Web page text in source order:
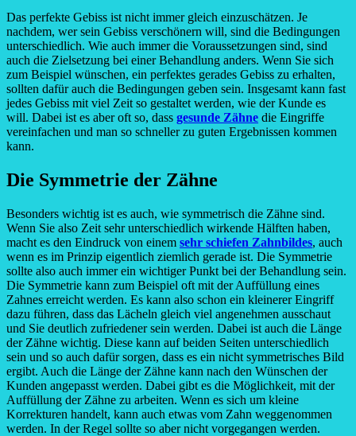
Das perfekte Gebiss ist nicht immer gleich einzuschätzen. Je
nachdem, wer sein Gebiss verschönern will, sind die Bedingungen
unterschiedlich. Wie auch immer die Voraussetzungen sind, sind
auch die Zielsetzung bei einer Behandlung anders. Wenn Sie sich
zum Beispiel wünschen, ein perfektes gerades Gebiss zu erhalten,
sollten dafür auch die Bedingungen geben sein. Insgesamt kann fast
jedes Gebiss mit viel Zeit so gestaltet werden, wie der Kunde es
will. Dabei ist es aber oft so, dass gesunde Zähne die Eingriffe
vereinfachen und man so schneller zu guten Ergebnissen kommen
kann.
Die Symmetrie der Zähne
Besonders wichtig ist es auch, wie symmetrisch die Zähne sind.
Wenn Sie also Zeit sehr unterschiedlich wirkende Hälften haben,
macht es den Eindruck von einem sehr schiefen Zahnbildes, auch
wenn es im Prinzip eigentlich ziemlich gerade ist. Die Symmetrie
sollte also auch immer ein wichtiger Punkt bei der Behandlung sein.
Die Symmetrie kann zum Beispiel oft mit der Auffüllung eines
Zahnes erreicht werden. Es kann also schon ein kleinerer Eingriff
dazu führen, dass das Lächeln gleich viel angenehmen ausschaut
und Sie deutlich zufriedener sein werden. Dabei ist auch die Länge
der Zähne wichtig. Diese kann auf beiden Seiten unterschiedlich
sein und so auch dafür sorgen, dass es ein nicht symmetrisches Bild
ergibt. Auch die Länge der Zähne kann nach den Wünschen der
Kunden angepasst werden. Dabei gibt es die Möglichkeit, mit der
Auffüllung der Zähne zu arbeiten. Wenn es sich um kleine
Korrekturen handelt, kann auch etwas vom Zahn weggenommen
werden. In der Regel sollte so aber nicht vorgegangen werden.